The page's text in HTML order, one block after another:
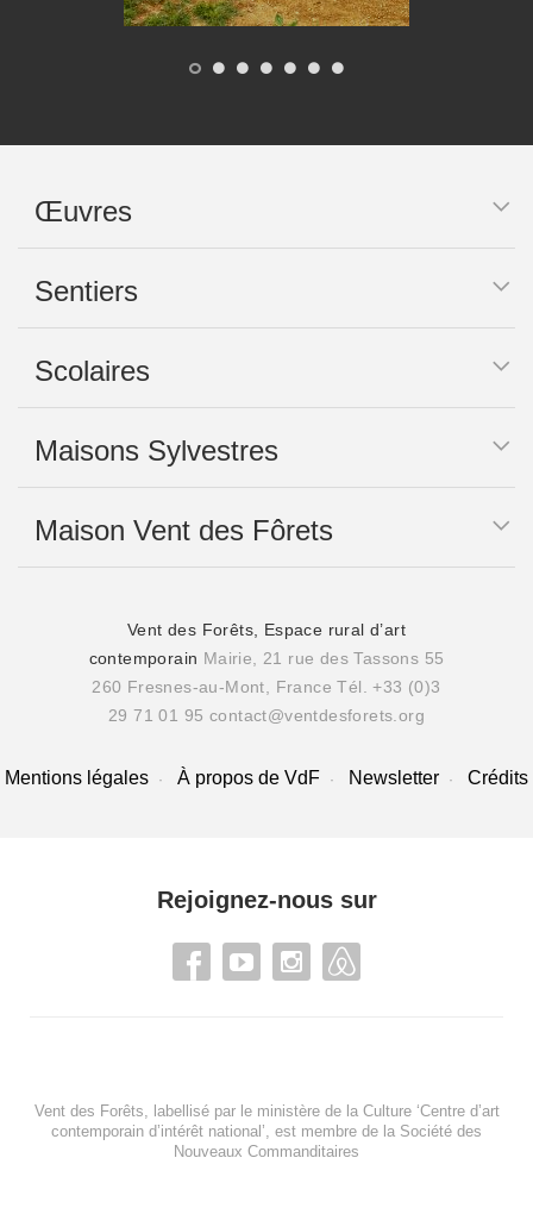
Œuvres
Sentiers
Scolaires
Maisons Sylvestres
Maison Vent des Fôrets
Vent des Forêts, Espace rural d’art
contemporain Mairie, 21 rue des Tassons 55
260 Fresnes-au-Mont, France Tél. +33 (0)3
29 71 01 95 contact@ventdesforets.org
Mentions légales À propos de VdF Newsletter Crédits
Rejoignez-nous sur
Vent des Forêts, labellisé par le ministère de la Culture ‘Centre d’art
contemporain d’intérêt national’, est membre de la Société des
Nouveaux Commanditaires